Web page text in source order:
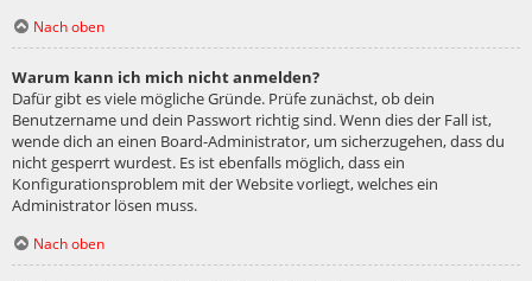
Nach oben
Warum kann ich mich nicht anmelden?
Dafür gibt es viele mögliche Gründe. Prüfe zunächst, ob dein
Benutzername und dein Passwort richtig sind. Wenn dies der Fall ist,
wende dich an einen Board-Administrator, um sicherzugehen, dass du
nicht gesperrt wurdest. Es ist ebenfalls möglich, dass ein
Konfigurationsproblem mit der Website vorliegt, welches ein
Administrator lösen muss.
Nach oben